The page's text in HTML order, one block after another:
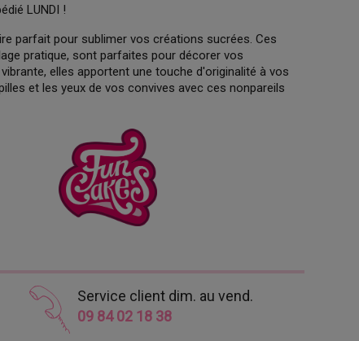
LUNDI !
parfait pour sublimer vos créations sucrées. Ces
pratique, sont parfaites pour décorer vos
elles apportent une touche d'originalité à vos
et les yeux de vos convives avec ces nonpareils
Service client dim. au vend.
09 84 02 18 38